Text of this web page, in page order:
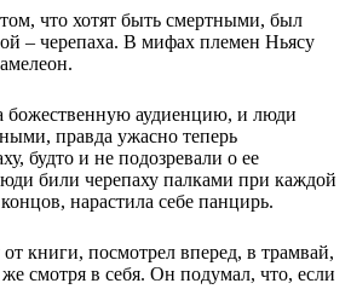
что хотят быть смертными, был
– черепаха. В мифах племен Ньясу
божественную аудиенцию, и люди
правда ужасно теперь
будто и не подозревали о ее
били черепаху палками при каждой
нарастила себе панцирь.
книги, посмотрел вперед, в трамвай,
смотря в себя. Он подумал, что, если